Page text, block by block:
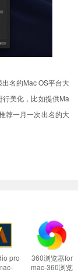
名的Mac OS平台大
美化，比如提供Ma
荐一月一次出名的大
见的三种报错：(出
件
pro
360浏览器for
mac-360浏览